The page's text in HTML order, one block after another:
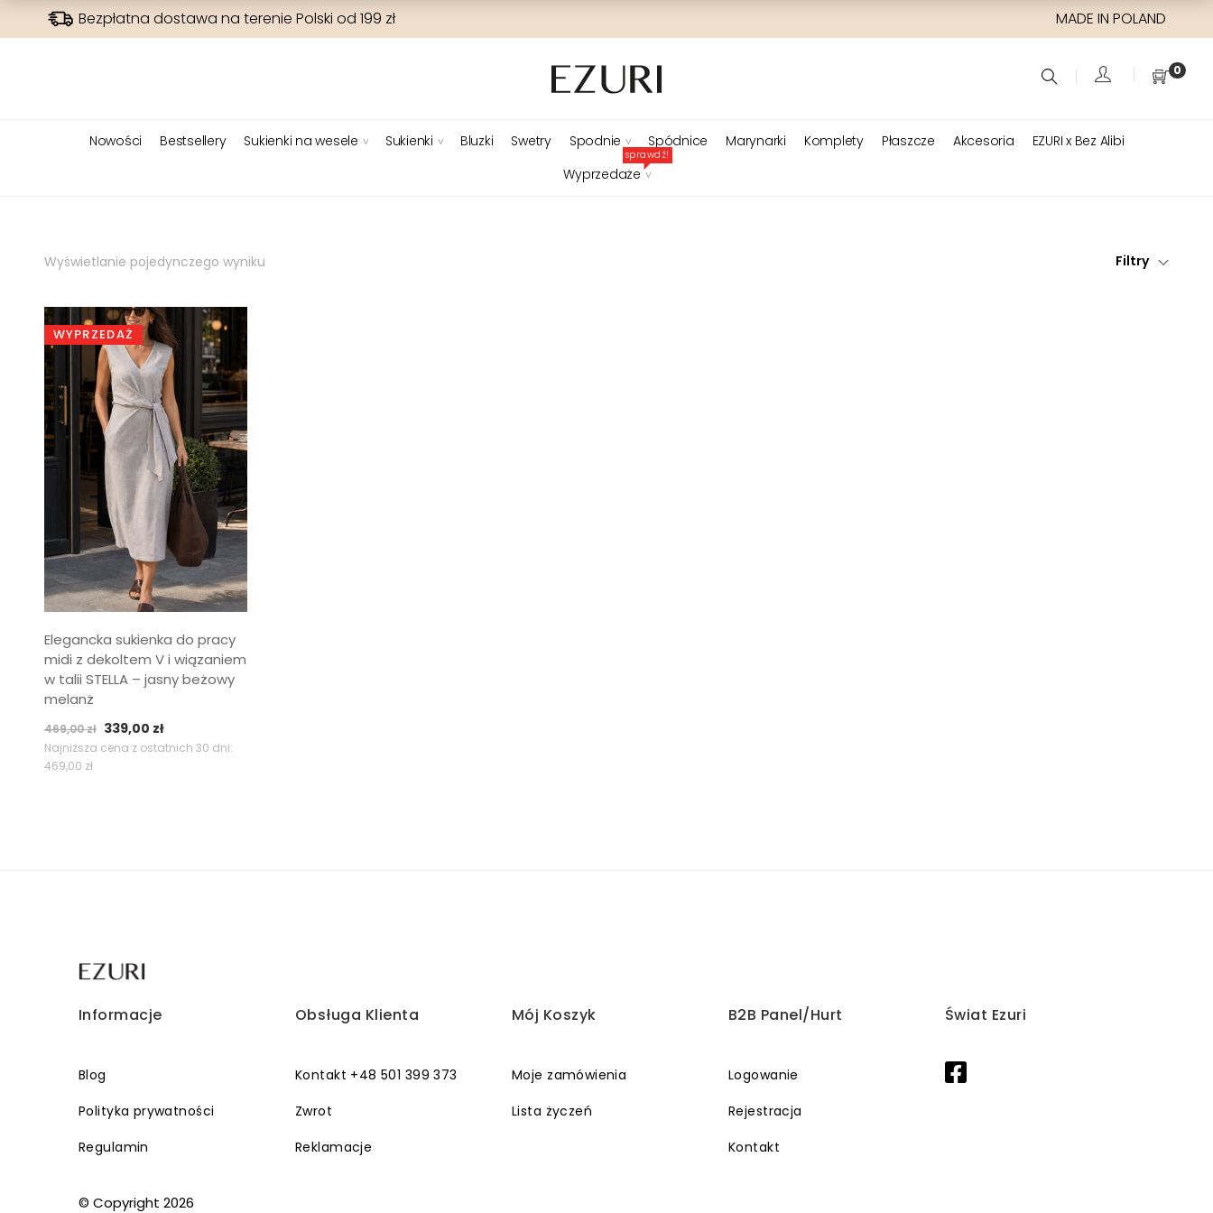
Bezpłatna dostawa na terenie Polski od 199 zł MADE IN POLAND
0
Nowości Bestsellery Sukienki na wesele Sukienki Bluzki Swetry Spodnie Spódnice Marynarki Komplety Płaszcze Akcesoria
EZURI x Bez Alibi
Wyprzedaże
sprawdź!
Wyświetlanie pojedynczego wyniku Filtry
WYPRZEDAŻ
Elegancka sukienka do pracy
midi z dekoltem V i wiązaniem
w talii STELLA – jasny beżowy
melanż
469,00zł Pierwotna
cena
339,00 złAktualna
cena
Najniższa cena z ostatnich 30 dni:
469,00 zł
Informacje
Blog
Polityka prywatności
Regulamin
Obsługa Klienta
Kontakt +48 501 399 373
Zwrot
Reklamacje
Mój Koszyk
Moje zamówienia
Lista życzeń
B2B Panel/Hurt
Logowanie
Rejestracja
Kontakt
Świat Ezuri
© Copyright 2026